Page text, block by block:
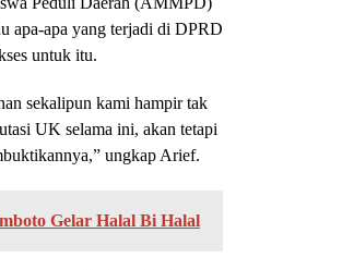
apa-apa yang terjadi di DPRD
untuk itu.
sekalipun kami hampir tak
UK selama ini, akan tetapi
ungkap Arief.
Gelar Halal Bi Halal